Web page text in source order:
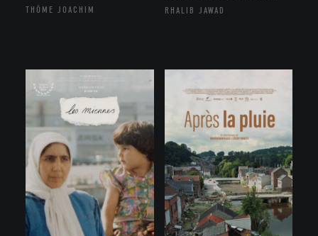
THÔME JOACHIM RHALIB JAWAD